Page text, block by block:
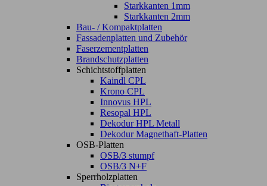
Starkkanten 1mm
Starkkanten 2mm
Bau- / Kompaktplatten
Fassadenplatten und Zubehör
Faserzementplatten
Brandschutzplatten
Schichtstoffplatten
Kaindl CPL
Krono CPL
Innovus HPL
Resopal HPL
Dekodur HPL Metall
Dekodur Magnethaft-Platten
OSB-Platten
OSB/3 stumpf
OSB/3 N+F
Sperrholzplatten